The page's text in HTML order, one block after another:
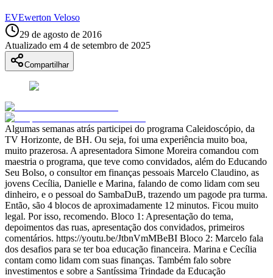
EVEwerton Veloso
29 de agosto de 2016
Atualizado em 4 de setembro de 2025
Compartilhar
Algumas semanas atrás participei do programa Caleidoscópio, da
TV Horizonte, de BH. Ou seja, foi uma experiência muito boa,
muito prazerosa. A apresentadora Simone Moreira comandou com
maestria o programa, que teve como convidados, além do Educando
Seu Bolso, o consultor em finanças pessoais Marcelo Claudino, as
jovens Cecília, Danielle e Marina, falando de como lidam com seu
dinheiro, e o pessoal do SambaDuB, trazendo um pagode pra turma.
Então, são 4 blocos de aproximadamente 12 minutos. Ficou muito
legal. Por isso, recomendo. Bloco 1: Apresentação do tema,
depoimentos das ruas, apresentação dos convidados, primeiros
comentários. https://youtu.be/JtbnVmMBeBI Bloco 2: Marcelo fala
dos desafios para se ter boa educação financeira. Marina e Cecília
contam como lidam com suas finanças. Também falo sobre
investimentos e sobre a Santíssima Trindade da Educação